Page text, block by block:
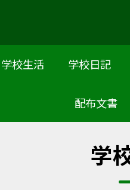
学校生活 学校日記
配布文書
学